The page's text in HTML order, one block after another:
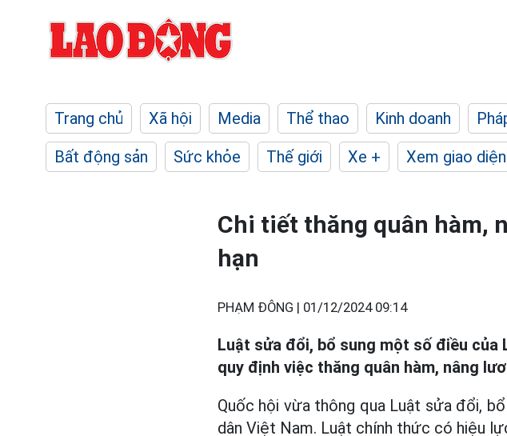
Trang chủ Xã hội Media Thể thao Kinh doanh
Bất động sản
Sức khỏe Thế giới Xe + Xem giao
Chi tiết thăng quân hàm,
hạn
PHẠM ĐÔNG | 01/12/2024 09:14
Luật sửa đổi, bổ sung một số điều của
quy định việc thăng quân hàm, nâng
Quốc hội vừa thông qua Luật sửa đổi,
dân Việt Nam. Luật chính thức có hiệu